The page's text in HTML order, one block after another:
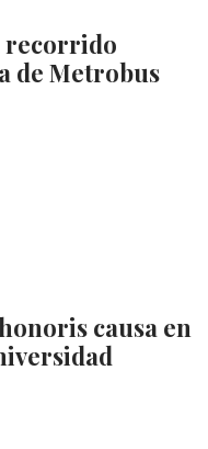
recorrido
de Metrobus
causa en